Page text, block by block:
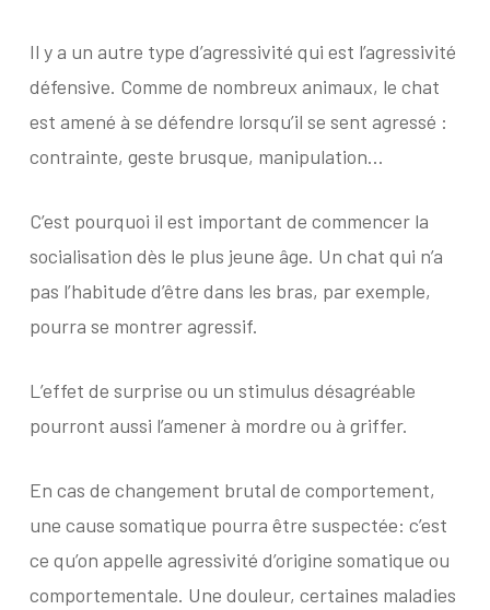
Il y a un autre type d’agressivité qui est l’agressivité
défensive. Comme de nombreux animaux, le chat
est amené à se défendre lorsqu’il se sent agressé :
contrainte, geste brusque, manipulation…
C’est pourquoi il est important de commencer la
socialisation dès le plus jeune âge. Un chat qui n’a
pas l’habitude d’être dans les bras, par exemple,
pourra se montrer agressif.
L’effet de surprise ou un stimulus désagréable
pourront aussi l’amener à mordre ou à griffer.
En cas de changement brutal de comportement,
une cause somatique pourra être suspectée: c’est
ce qu’on appelle agressivité d’origine somatique ou
comportementale. Une douleur, certaines maladies